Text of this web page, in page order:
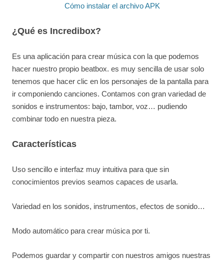
Cómo instalar el archivo APK
¿Qué es Incredibox?
Es una aplicación para crear música con la que podemos
hacer nuestro propio beatbox. es muy sencilla de usar solo
tenemos que hacer clic en los personajes de la pantalla para
ir componiendo canciones. Contamos con gran variedad de
sonidos e instrumentos: bajo, tambor, voz… pudiendo
combinar todo en nuestra pieza.
Características
Uso sencillo e interfaz muy intuitiva para que sin
conocimientos previos seamos capaces de usarla.
Variedad en los sonidos, instrumentos, efectos de sonido…
Modo automático para crear música por ti.
Podemos guardar y compartir con nuestros amigos nuestras